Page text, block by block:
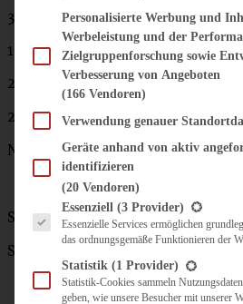
350 g weiche Butter
120 g Puderzucker
2 Päckchen Bourbon Vanille-Zucker
2 Eigelb (Größe M)
Nach Belieben noch etwas Zimt
Schokokipferl:
Schokoladenglasur dunkel
Personalisierte Werbung und
Werbeleistung und der
Zielgruppenforschung sowie
Verbesserung von Angeboten
(166 Vendoren)
Verwendung genauer
Geräte anhand von aktiv
identifizieren
(20 Vendoren)
Es folgt eine Liste der Service-Gruppen, für die
Essenziell (3 Provider)
Essenzielle Services ermöglichen
das ordnungsgemäße Funktionieren der
Statistik (1 Provider)
Statistik-Cookies sammeln
geben, wie unsere Besucher mit unserer